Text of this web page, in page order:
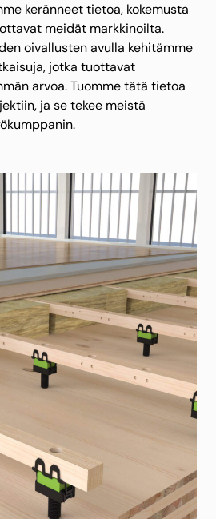
keränneet tietoa, kokemusta
meidät markkinoilta.
oivallusten avulla kehitämme
jotka tuottavat
arvoa. Tuomme tätä tietoa
ja se tekee meistä